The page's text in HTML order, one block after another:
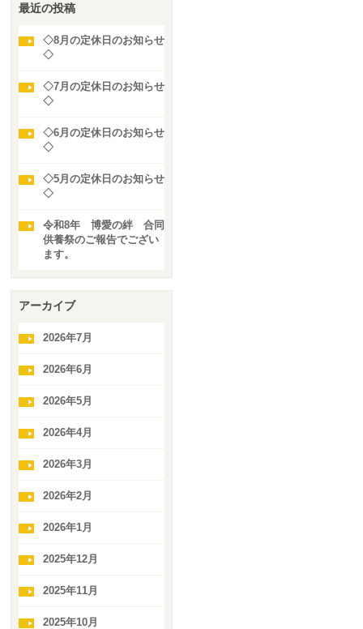
最近の投稿
◇8月の定休日のお知らせ
◇
◇7月の定休日のお知らせ
◇
◇6月の定休日のお知らせ
◇
◇5月の定休日のお知らせ
◇
令和8年 博愛の絆 合同
供養祭のご報告でござい
ます。
アーカイブ
2026年7月
2026年6月
2026年5月
2026年4月
2026年3月
2026年2月
2026年1月
2025年12月
2025年11月
2025年10月